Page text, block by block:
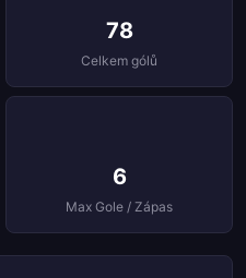
78
Celkem gólů
6
Max Gole / Zápas